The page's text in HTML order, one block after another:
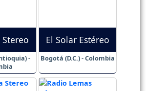
Stereo
-
El Solar Estéreo
Bogotá (D.C.) - Colombia